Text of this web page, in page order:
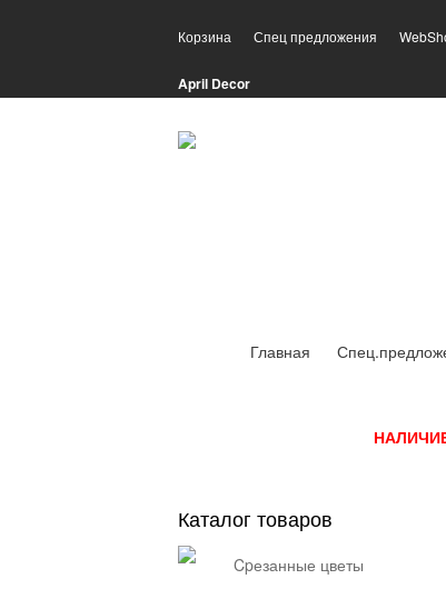
Корзина Спец предложения
April Decor
Главная
Каталог товаров
cpезанные цветы